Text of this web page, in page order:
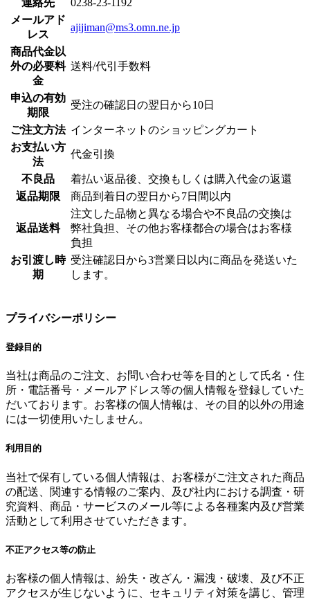
メールアド
レス
ajijiman@ms3.omn.ne.jp
商品代金以
外の必要料
金
送料/代引手数料
申込の有効
期限
受注の確認日の翌日から10日
ご注文方法 インターネットのショッピングカート
お支払い方
法
代金引換
不良品
着払い返品後、交換もしくは購入代金の返還
返品期限
商品到着日の翌日から7日間以内
返品送料
注文した品物と異なる場合や不良品の交換は
弊社負担、その他お客様都合の場合はお客様
負担
お引渡し時
期
受注確認日から3営業日以内に商品を発送いた
します。
プライバシーポリシー
登録目的
当社は商品のご注文、お問い合わせ等を目的として氏名・住
所・電話番号・メールアドレス等の個人情報を登録していた
だいております。お客様の個人情報は、その目的以外の用途
には一切使用いたしません。
利用目的
当社で保有している個人情報は、お客様がご注文された商品
の配送、関連する情報のご案内、及び社内における調査・研
究資料、商品・サービスのメール等による各種案内及び営業
活動として利用させていただきます。
不正アクセス等の防止
お客様の個人情報は、紛失・改ざん・漏洩・破壊、及び不正
アクセスが生じないように、セキュリティ対策を講じ、管理